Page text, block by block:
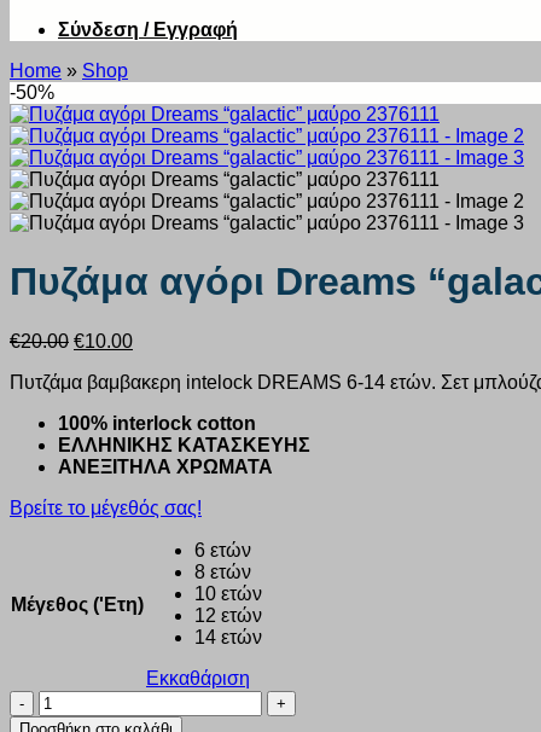
Σύνδεση / Εγγραφή
Home » Shop
-50%
Πυζάμα αγόρι Dreams
€20.00 Original
was:
€10.00Η
τιμή
€10.00.
Πυτζάμα βαμβακερη intelock DREAMS 6-14 ετών. Σετ
100% interlock cotton
ΕΛΛΗΝΙΚΗΣ ΚΑΤΑΣΚΕΥΗΣ
ΑΝΕΞΙΤΗΛΑ ΧΡΩΜΑΤΑ
Βρείτε το μέγεθός σας!
Μέγεθος ('Ετη)
6 ετών
8 ετών
10 ετών
12 ετών
14 ετών
Εκκαθάριση
Πυζάμα
αγόρι